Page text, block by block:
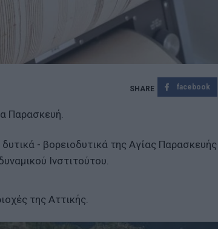
facebook
Παρασκευή.
- βορειοδυτικά της Αγίας
Ινστιτούτου.
της Αττικής.